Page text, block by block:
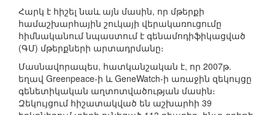
Հարկ է հիշել նաև այն մասին, որ մթերքի
համաշխարհային շուկայի վերակառուցումը
հիմնականում նպաստում է գենամոդիֆիկացված
(ԳՄ) մթերքների արտադրմանը։
Մասնավորապես, հատկանշական է, որ 2007թ.
եղավ Greenpeace-ի և GeneWatch-ի առաջին զեկույցը
գենետիկական աղտոտվածության մասին։
Զեկույցում հիշատակված են աշխարհի 39